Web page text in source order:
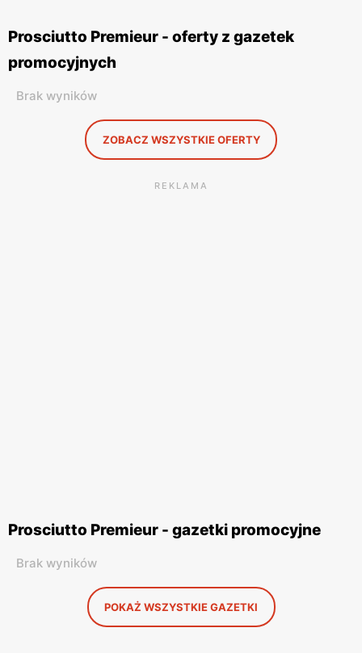
Prosciutto Premieur - oferty z gazetek
promocyjnych
Brak wyników
ZOBACZ WSZYSTKIE OFERTY
REKLAMA
Prosciutto Premieur - gazetki promocyjne
Brak wyników
POKAŻ WSZYSTKIE GAZETKI